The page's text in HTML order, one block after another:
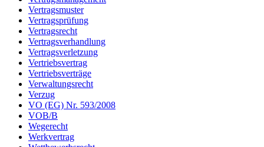
Vertragsmuster
Vertragsprüfung
Vertragsrecht
Vertragsverhandlung
Vertragsverletzung
Vertriebsvertrag
Vertriebsverträge
Verwaltungsrecht
Verzug
VO (EG) Nr. 593/2008
VOB/B
Wegerecht
Werkvertrag